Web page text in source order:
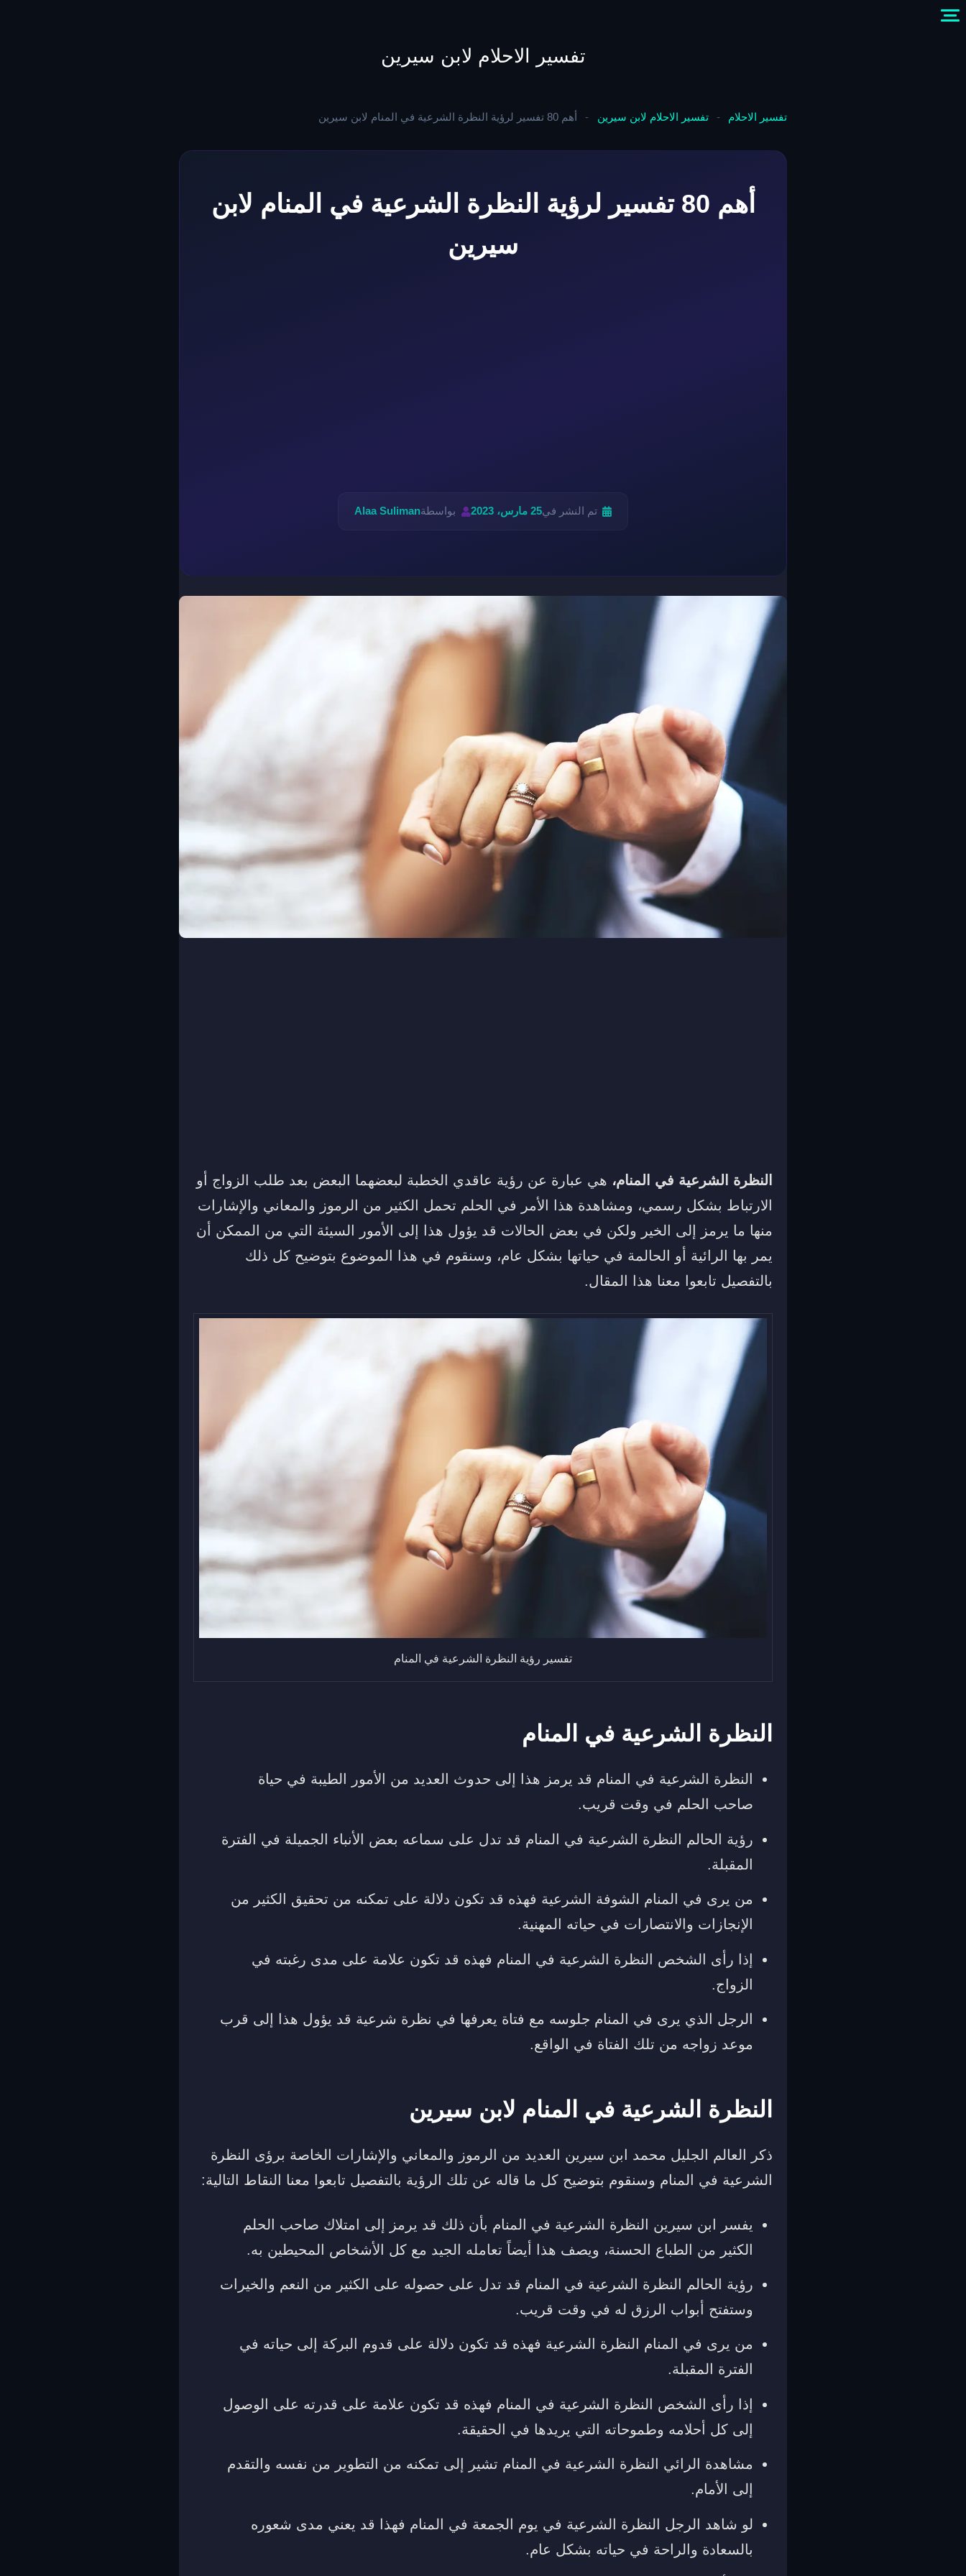
تفسير الاحلام لابن سيرين
تفسير الاحلام - تفسير الاحلام لابن سيرين - أهم 80 تفسير لرؤية النظرة الشرعية في المنام لابن سيرين
أهم 80 تفسير لرؤية النظرة الشرعية في المنام لابن
سيرين
تم النشر في25 مارس، 2023 بواسطةAlaa Suliman
النظرة الشرعية في المنام، هي عبارة عن رؤية عاقدي الخطبة لبعضهما البعض بعد طلب الزواج أو
الارتباط بشكل رسمي، ومشاهدة هذا الأمر في الحلم تحمل الكثير من الرموز والمعاني والإشارات
منها ما يرمز إلى الخير ولكن في بعض الحالات قد يؤول هذا إلى الأمور السيئة التي من الممكن أن
يمر بها الرائية أو الحالمة في حياتها بشكل عام، وسنقوم في هذا الموضوع بتوضيح كل ذلك
بالتفصيل تابعوا معنا هذا المقال.
تفسير رؤية النظرة الشرعية في المنام
النظرة الشرعية في المنام
النظرة الشرعية في المنام قد يرمز هذا إلى حدوث العديد من الأمور الطيبة في حياة
صاحب الحلم في وقت قريب.
رؤية الحالم النظرة الشرعية في المنام قد تدل على سماعه بعض الأنباء الجميلة في الفترة
المقبلة.
من يرى في المنام الشوفة الشرعية فهذه قد تكون دلالة على تمكنه من تحقيق الكثير من
الإنجازات والانتصارات في حياته المهنية.
إذا رأى الشخص النظرة الشرعية في المنام فهذه قد تكون علامة على مدى رغبته في
الزواج.
الرجل الذي يرى في المنام جلوسه مع فتاة يعرفها في نظرة شرعية قد يؤول هذا إلى قرب
موعد زواجه من تلك الفتاة في الواقع.
النظرة الشرعية في المنام لابن سيرين
ذكر العالم الجليل محمد ابن سيرين العديد من الرموز والمعاني والإشارات الخاصة برؤى النظرة
الشرعية في المنام وسنقوم بتوضيح كل ما قاله عن تلك الرؤية بالتفصيل تابعوا معنا النقاط التالية:
يفسر ابن سيرين النظرة الشرعية في المنام بأن ذلك قد يرمز إلى امتلاك صاحب الحلم
الكثير من الطباع الحسنة، ويصف هذا أيضاً تعامله الجيد مع كل الأشخاص المحيطين به.
رؤية الحالم النظرة الشرعية في المنام قد تدل على حصوله على الكثير من النعم والخيرات
وستفتح أبواب الرزق له في وقت قريب.
من يرى في المنام النظرة الشرعية فهذه قد تكون دلالة على قدوم البركة إلى حياته في
الفترة المقبلة.
إذا رأى الشخص النظرة الشرعية في المنام فهذه قد تكون علامة على قدرته على الوصول
إلى كل أحلامه وطموحاته التي يريدها في الحقيقة.
مشاهدة الرائي النظرة الشرعية في المنام تشير إلى تمكنه من التطوير من نفسه والتقدم
إلى الأمام.
لو شاهد الرجل النظرة الشرعية في يوم الجمعة في المنام فهذا قد يعني مدى شعوره
بالسعادة والراحة في حياته بشكل عام.